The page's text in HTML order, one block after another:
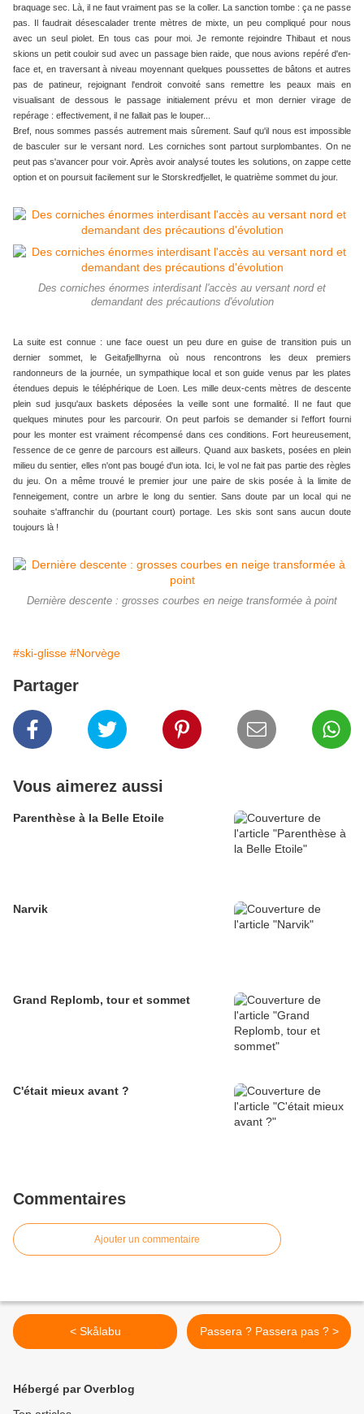
braquage sec. Là, il ne faut vraiment pas se la coller. La sanction tombe : ça ne passe
pas. Il faudrait désescalader trente mètres de mixte, un peu compliqué pour nous
avec un seul piolet. En tous cas pour moi. Je remonte rejoindre Thibaut et nous
skions un petit couloir sud avec un passage bien raide, que nous avions repéré d'en-
face et, en traversant à niveau moyennant quelques poussettes de bâtons et autres
pas de patineur, rejoignant l'endroit convoité sans remettre les peaux mais en
visualisant de dessous le passage initialement prévu et mon dernier virage de
repérage : effectivement, il ne fallait pas le louper...
Bref, nous sommes passés autrement mais sûrement. Sauf qu'il nous est impossible
de basculer sur le versant nord. Les corniches sont partout surplombantes. On ne
peut pas s'avancer pour voir. Après avoir analysé toutes les solutions, on zappe cette
option et on poursuit facilement sur le Storskredfjellet, le quatrième sommet du jour.
Des corniches énormes interdisant l'accès au versant nord et
demandant des précautions d'évolution
La suite est connue : une face ouest un peu dure en guise de transition puis un
dernier sommet, le Geitafjellhyrna où nous rencontrons les deux premiers
randonneurs de la journée, un sympathique local et son guide venus par les plates
étendues depuis le téléphérique de Loen. Les mille deux-cents mètres de descente
plein sud jusqu'aux baskets déposées la veille sont une formalité. Il ne faut que
quelques minutes pour les parcourir. On peut parfois se demander si l'effort fourni
pour les monter est vraiment récompensé dans ces conditions. Fort heureusement,
l'essence de ce genre de parcours est ailleurs. Quand aux baskets, posées en plein
milieu du sentier, elles n'ont pas bougé d'un iota. Ici, le vol ne fait pas partie des règles
du jeu. On a même trouvé le premier jour une paire de skis posée à la limite de
l'enneigement, contre un arbre le long du sentier. Sans doute par un local qui ne
souhaite s'affranchir du (pourtant court) portage. Les skis sont sans aucun doute
toujours là !
Dernière descente : grosses courbes en neige transformée à point
#ski-glisse #Norvège
Partager
Vous aimerez aussi
Parenthèse à la Belle Etoile
Narvik
Grand Replomb, tour et sommet
C'était mieux avant ?
Commentaires
Ajouter un commentaire
< Skålabu Passera ? Passera pas ? >
Hébergé par Overblog